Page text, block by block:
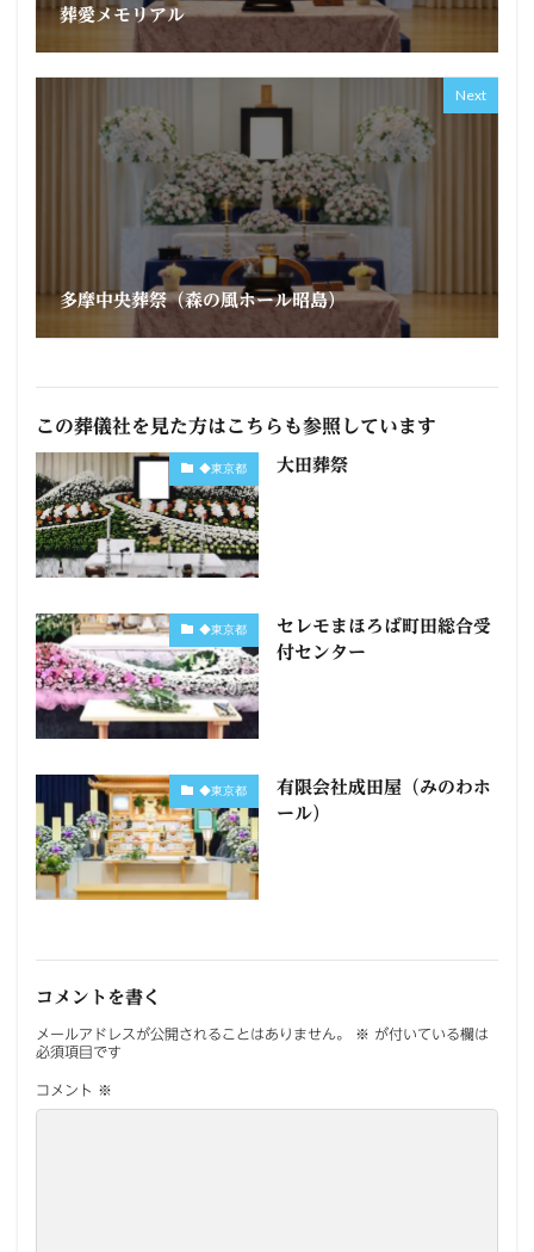
葬愛メモリアル
Next
多摩中央葬祭（森の風ホール昭島）
この葬儀社を見た方はこちらも参照しています
◆東京都 大田葬祭
◆東京都
セレモまほろば町田総合受
付センター
◆東京都
有限会社成田屋（みのわホ
ール）
コメントを書く
メールアドレスが公開されることはありません。 ※ が付いている欄は
必須項目です
コメント ※